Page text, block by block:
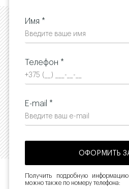
Имя *
Телефон *
E-mail *
Получить подробную информацию
можно также по номеру телефона: